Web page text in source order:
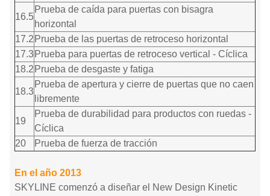
16.5
Prueba de caída para puertas con bisagra
horizontal
17.2 Prueba de las puertas de retroceso horizontal
17.3 Prueba para puertas de retroceso vertical - Cíclica
18.2 Prueba de desgaste y fatiga
18.3
Prueba de apertura y cierre de puertas que no caen
libremente
19
Prueba de durabilidad para productos con ruedas -
Cíclica
20
Prueba de fuerza de tracción
En el año 2013
SKYLINE comenzó a diseñar el New Design Kinetic